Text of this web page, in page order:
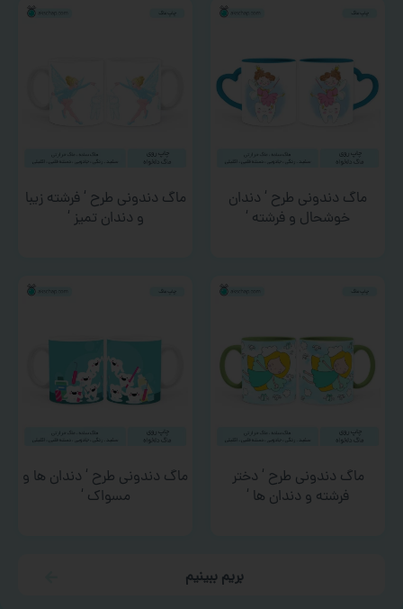
ماگ دندونی طرح ‘ دندان
خوشحال و فرشته ‘
ماگ دندونی طرح ‘ فرشته زیبا
و دندان تمیز ‘
ماگ دندونی طرح ‘ دختر
فرشته و دندان ها ‘
ماگ دندونی طرح ‘ دندان ها و
مسواک ‘
بریم ببینیم